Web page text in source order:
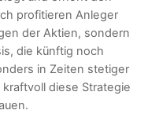
profitieren Anleger
der Aktien, sondern
die künftig noch
in Zeiten stetiger
diese Strategie